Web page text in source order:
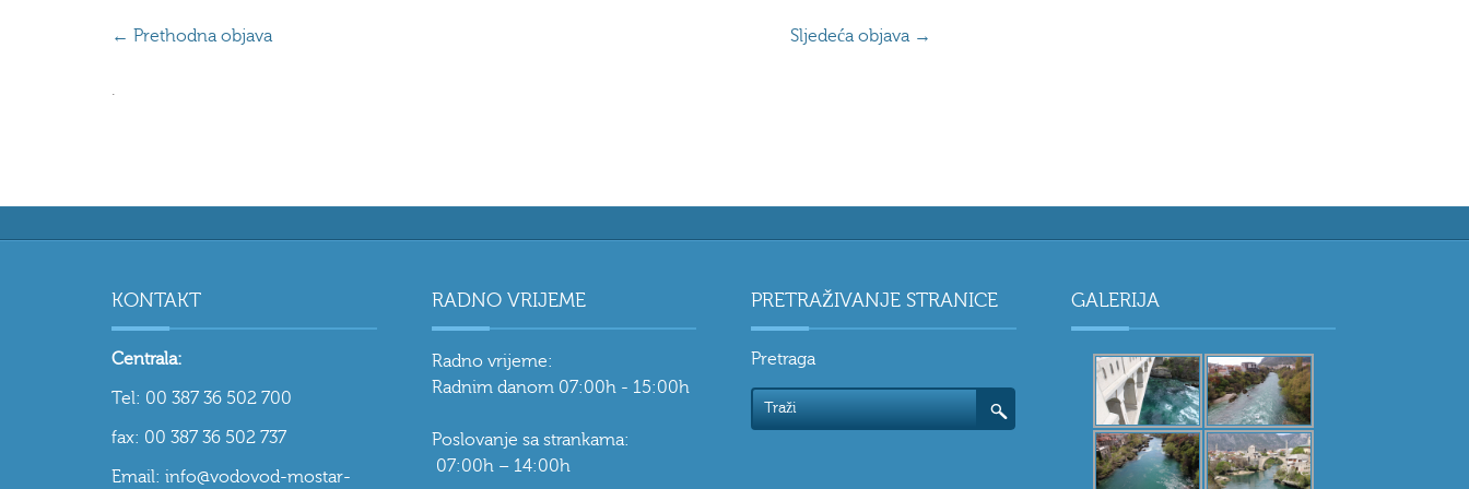
← Prethodna objava Sljedeća objava →
.
KONTAKT
Centrala:
Tel: 00 387 36 502 700
fax: 00 387 36 502 737
Email: info@vodovod-mostar-
RADNO VRIJEME
Radno vrijeme:
Radnim danom 07:00h - 15:00h
Poslovanje sa strankama:
07:00h – 14:00h
PRETRAŽIVANJE STRANICE
Pretraga
GALERIJA